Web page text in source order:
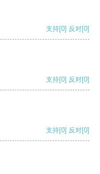
支持[0] 反对[0]
支持[0] 反对[0]
支持[0] 反对[0]